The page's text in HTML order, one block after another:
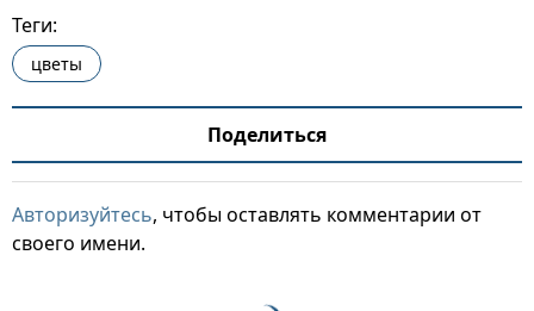
Теги:
цветы
Поделиться
Авторизуйтесь, чтобы оставлять комментарии от
своего имени.